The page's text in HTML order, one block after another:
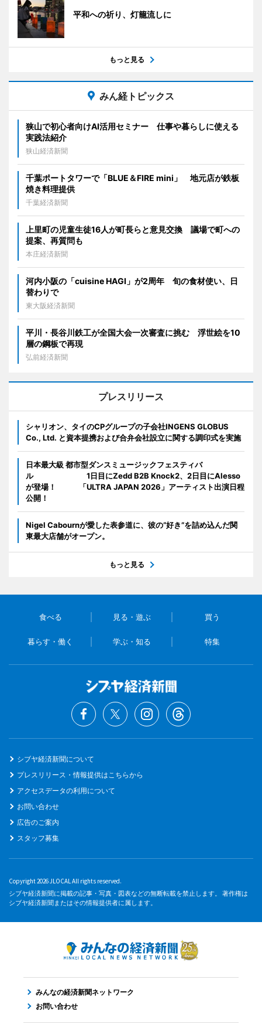
平和への祈り、灯籠流しに
もっと見る
みん経トピックス
狭山で初心者向けAI活用セミナー 仕事や暮らしに使える
実践法紹介
狭山経済新聞
千葉ポートタワーで「BLUE＆FIRE mini」 地元店が鉄板
焼き料理提供
千葉経済新聞
上里町の児童生徒16人が町長らと意見交換 議場で町への
提案、再質問も
本庄経済新聞
河内小阪の「cuisine HAGI」が2周年 旬の食材使い、日
替わりで
東大阪経済新聞
平川・長谷川鉄工が全国大会一次審査に挑む 浮世絵を10
層の鋼板で再現
弘前経済新聞
プレスリリース
シャリオン、タイのCPグループの子会社INGENS GLOBUS
Co., Ltd. と資本提携および合弁会社設立に関する調印式を実施
日本最大級 都市型ダンスミュージックフェスティバ
ル 1日目にZedd B2B Knock2、2日目にAlesso
が登場！ 「ULTRA JAPAN 2026」アーティスト出演日程
公開！
Nigel Cabournが愛した表参道に、彼の“好き”を詰め込んだ関
東最大店舗がオープン。
もっと見る
食べる 見る・遊ぶ 買う
暮らす・働く 学ぶ・知る 特集
シブヤ経済新聞について
プレスリリース・情報提供はこちらから
アクセスデータの利用について
お問い合わせ
広告のご案内
スタッフ募集
Copyright 2026 JLOCAL All rights reserved.
シブヤ経済新聞に掲載の記事・写真・図表などの無断転載を禁止します。 著作権は
シブヤ経済新聞またはその情報提供者に属します。
みんなの経済新聞ネットワーク
お問い合わせ